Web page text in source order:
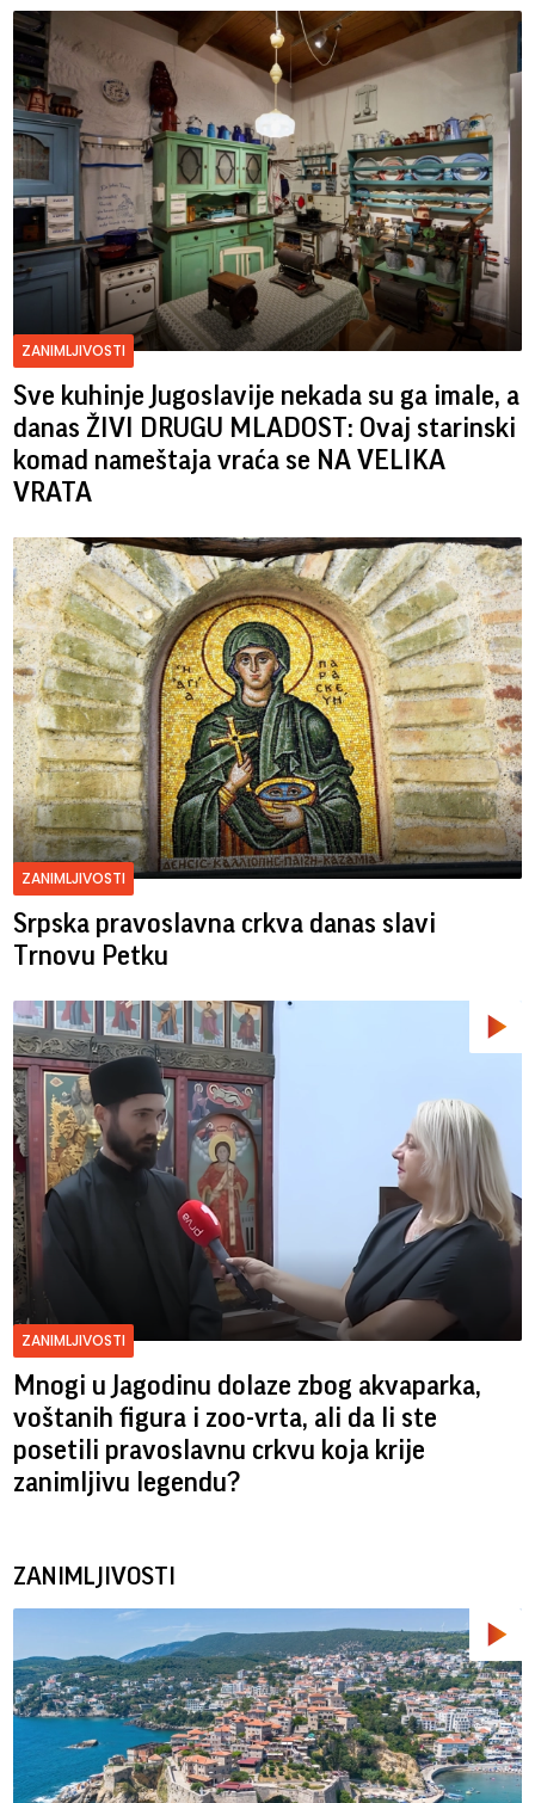
ZANIMLJIVOSTI
Sve kuhinje Jugoslavije nekada su ga imale, a
danas ŽIVI DRUGU MLADOST: Ovaj starinski
komad nameštaja vraća se NA VELIKA
VRATA
ZANIMLJIVOSTI
Srpska pravoslavna crkva danas slavi
Trnovu Petku
ZANIMLJIVOSTI
Mnogi u Jagodinu dolaze zbog akvaparka,
voštanih figura i zoo-vrta, ali da li ste
posetili pravoslavnu crkvu koja krije
zanimljivu legendu?
ZANIMLJIVOSTI